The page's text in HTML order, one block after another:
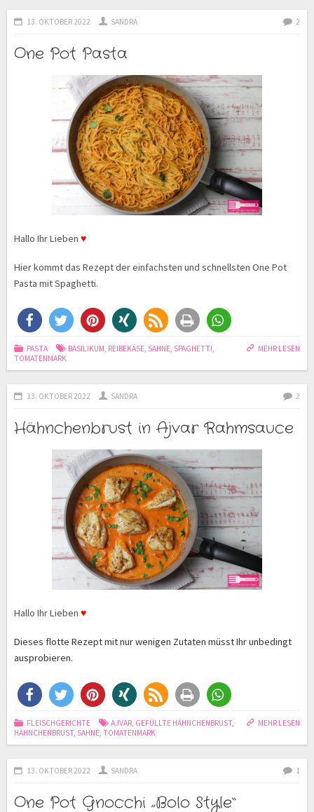
13. OKTOBER 2022 SANDRA 2
One Pot Pasta
Hallo Ihr Lieben ♥
Hier kommt das Rezept der einfachsten und schnellsten One Pot
Pasta mit Spaghetti.
MEHR LESEN
PASTA BASILIKUM, REIBEKÄSE, SAHNE, SPAGHETTI,
TOMATENMARK
13. OKTOBER 2022 SANDRA 2
Hähnchenbrust in Ajvar Rahmsauce
Hallo Ihr Lieben ♥
Dieses flotte Rezept mit nur wenigen Zutaten müsst Ihr unbedingt
ausprobieren.
MEHR LESEN
FLEISCHGERICHTE AJVAR, GEFÜLLTE HÄHNCHENBRUST,
HÄHNCHENBRUST, SAHNE, TOMATENMARK
13. OKTOBER 2022 SANDRA 1
One Pot Gnocchi „Bolo Style“